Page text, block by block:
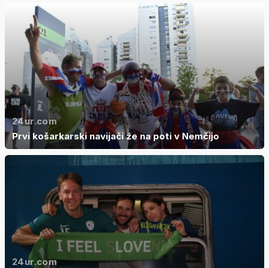
24ur.com
Prvi košarkarski navijači že na poti v Nemčijo
24ur.com